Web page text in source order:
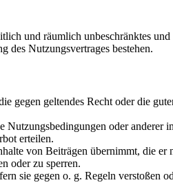
und räumlich unbeschränktes
des Nutzungsvertrages bestehen.
gegen geltendes Recht oder die
Nutzungsbedingungen oder
erteilen.
von Beiträgen übernimmt, die
oder zu sperren.
sie gegen o. g. Regeln verstoßen